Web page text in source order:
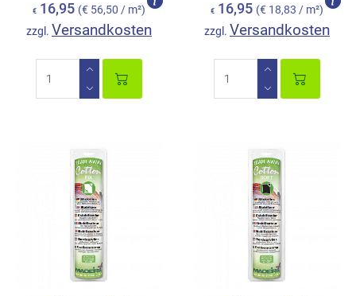
€ 16,95 (€ 56,50 / m²)
zzgl. Versandkosten
€ 16,95 (€ 18,83 / m²)
zzgl. Versandkosten